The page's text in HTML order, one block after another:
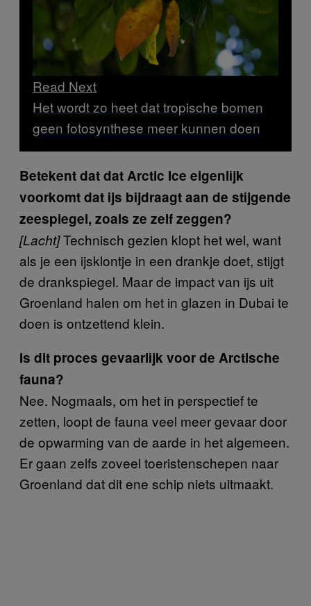
Read Next
Het wordt zo heet dat tropische bomen
geen fotosynthese meer kunnen doen
Betekent dat dat Arctic Ice eigenlijk
voorkomt dat ijs bijdraagt aan de stijgende
zeespiegel, zoals ze zelf zeggen?
[Lacht]Technisch gezien klopt het wel, want
als je een ijsklontje in een drankje doet, stijgt
de drankspiegel. Maar de impact van ijs uit
Groenland halen om het in glazen in Dubai te
doen is ontzettend klein.
Is dit proces gevaarlijk voor de Arctische
fauna?
Nee. Nogmaals, om het in perspectief te
zetten, loopt de fauna veel meer gevaar door
de opwarming van de aarde in het algemeen.
Er gaan zelfs zoveel toeristenschepen naar
Groenland dat dit ene schip niets uitmaakt.